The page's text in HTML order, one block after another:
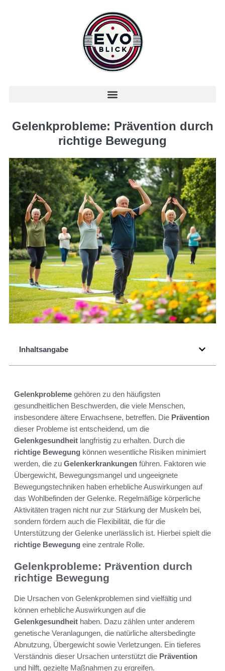
Gelenkprobleme: Prävention durch
richtige Bewegung
Inhaltsangabe
Gelenkprobleme gehören zu den häufigsten
gesundheitlichen Beschwerden, die viele Menschen,
insbesondere ältere Erwachsene, betreffen. Die Prävention
dieser Probleme ist entscheidend, um die
Gelenkgesundheit langfristig zu erhalten. Durch die
richtige Bewegung können wesentliche Risiken minimiert
werden, die zu Gelenkerkrankungen führen. Faktoren wie
Übergewicht, Bewegungsmangel und ungeeignete
Bewegungstechniken haben erhebliche Auswirkungen auf
das Wohlbefinden der Gelenke. Regelmäßige körperliche
Aktivitäten tragen nicht nur zur Stärkung der Muskeln bei,
sondern fördern auch die Flexibilität, die für die
Unterstützung der Gelenke unerlässlich ist. Hierbei spielt die
richtige Bewegung eine zentrale Rolle.
Gelenkprobleme: Prävention durch
richtige Bewegung
Die Ursachen von Gelenkproblemen sind vielfältig und
können erhebliche Auswirkungen auf die
Gelenkgesundheit haben. Dazu zählen unter anderem
genetische Veranlagungen, die natürliche altersbedingte
Abnutzung, Übergewicht sowie Verletzungen. Ein tieferes
Verständnis dieser Ursachen unterstützt die Prävention
und hilft, gezielte Maßnahmen zu ergreifen.